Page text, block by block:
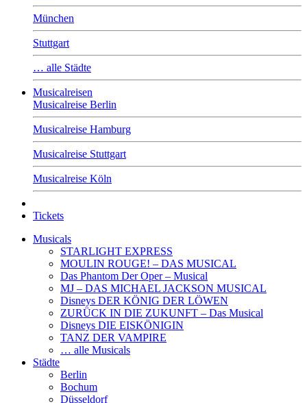
München
Stuttgart
… alle Städte
Musicalreisen
Musicalreise Berlin
Musicalreise Hamburg
Musicalreise Stuttgart
Musicalreise Köln
Tickets
Musicals
STARLIGHT EXPRESS
MOULIN ROUGE! – DAS MUSICAL
Das Phantom Der Oper – Musical
MJ – DAS MICHAEL JACKSON MUSICAL
Disneys DER KÖNIG DER LÖWEN
ZURÜCK IN DIE ZUKUNFT – Das Musical
Disneys DIE EISKÖNIGIN
TANZ DER VAMPIRE
… alle Musicals
Städte
Berlin
Bochum
Düsseldorf